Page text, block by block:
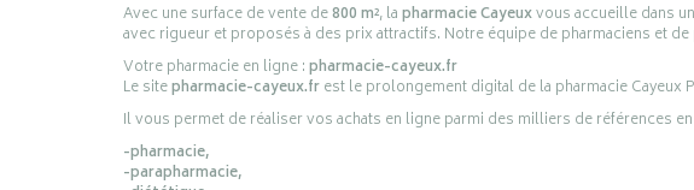
Avec une surface de vente de800 m², lapharmacie Cayeuxvous accueille dans
avec rigueur et proposés à des prix attractifs. Notre équipe de pharmaciens et
Votre pharmacie en ligne :pharmacie-cayeux.fr
Le sitepharmacie-cayeux.frest le prolongement digital de la pharmacie Cayeux
Il vous permet de réaliser vos achats en ligne parmi des milliers de références
-pharmacie,
-parapharmacie,